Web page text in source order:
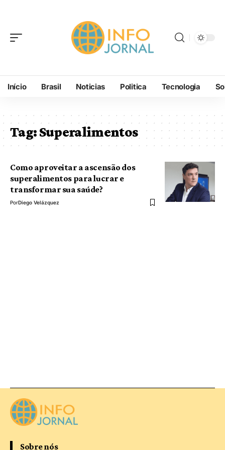
Início Brasil Noticias Politica Tecnologia
Tag:Superalimentos
Como aproveitar a ascensão dos
superalimentos para lucrar e
transformar sua saúde?
PorDiego Velázquez
Sobre nós